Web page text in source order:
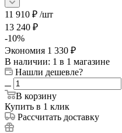
11 910 ₽ /шт
13 240 ₽
-10%
Экономия 1 330 ₽
В наличии: 1 в 1 магазине
Нашли дешевле?
В корзину
Купить в 1 клик
Рассчитать доставку